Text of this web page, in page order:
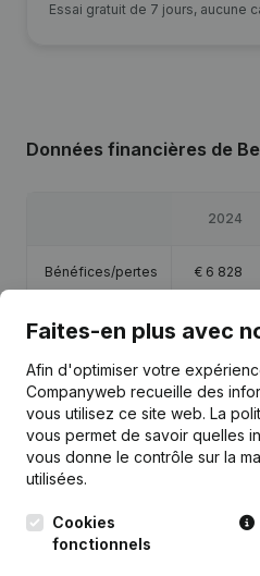
Essai gratuit de 7 jours, aucune
Données financières de
2024
Bénéfices/pertes € 6 828
Capitaux propres €63 873
Marge brute €19 717
Faites-en plus avec
Afin d'optimiser votre
Companyweb recueille des
vous utilisez ce site web. La
vous permet de savoir quelles
vous donne le contrôle sur la
utilisées.
Cookies
fonctionnels